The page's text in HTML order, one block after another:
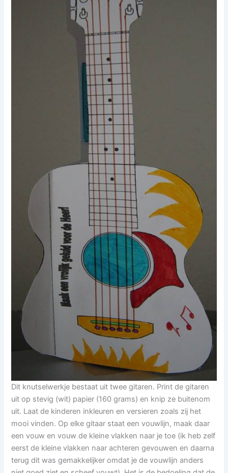
Dit knutselwerkje bestaat uit twee gitaren. Print de gitaren
uit op stevig (wit) papier (160 grams) en knip ze buitenom
uit. Laat de kinderen inkleuren en versieren zoals zij het
mooi vinden. Op elke gitaar staat een vouwlijn, maak daar
een vouw en vouw de kleine vlakken naar je toe (ik heb zelf
eerst de kleine vlakken naar achteren gevouwen en daarna
terug dit was gemakkelijker omdat je de vouwlijn anders